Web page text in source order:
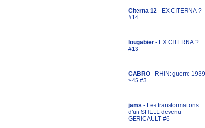
Citerna 12 - EX CITERNA ?
#14
lougabier - EX CITERNA ?
#13
CABRO - RHIN: guerre 1939
>45 #3
jams - Les transformations
d'un SHELL devenu
GERICAULT #6